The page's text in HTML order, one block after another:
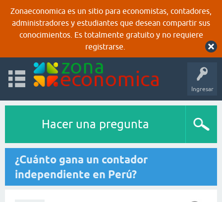
Zonaeconomica es un sitio para economistas, contadores,
administradores y estudiantes que desean compartir sus
conocimientos. Es totalmente gratuito y no requiere
registrarse.
Ingresar
Hacer una pregunta
¿Cuánto gana un contador
independiente en Perú?